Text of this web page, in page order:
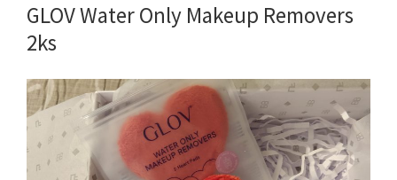
GLOV Water Only Makeup Removers
2ks